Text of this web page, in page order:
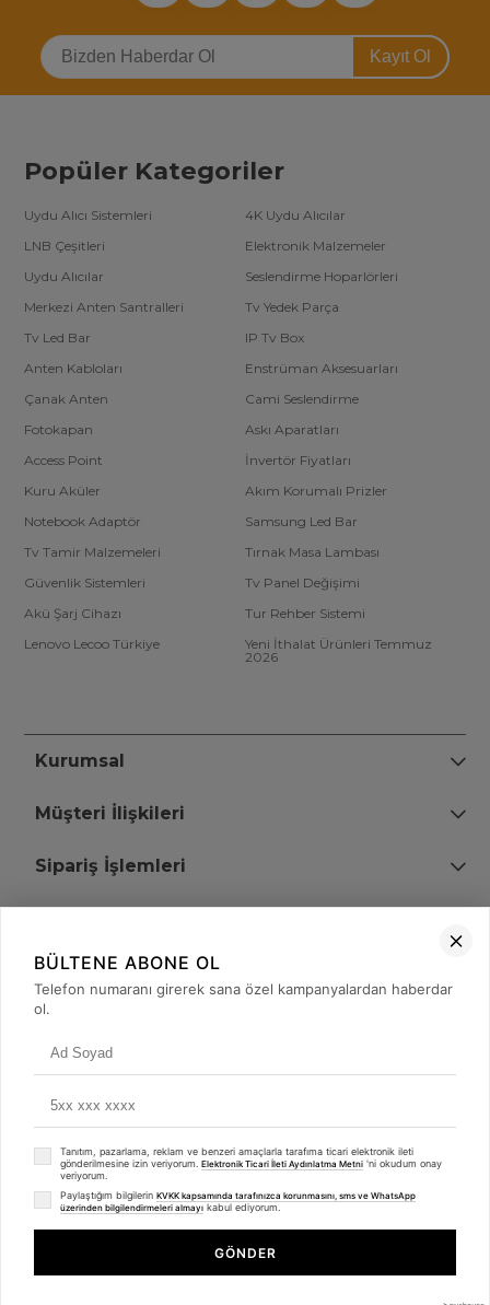
Kayıt Ol
Popüler Kategoriler
Uydu Alıcı Sistemleri
4K Uydu Alıcılar
LNB Çeşitleri
Elektronik Malzemeler
Uydu Alıcılar
Seslendirme Hoparlörleri
Merkezi Anten Santralleri
Tv Yedek Parça
Tv Led Bar
IP Tv Box
Anten Kabloları
Enstrüman Aksesuarları
Çanak Anten
Cami Seslendirme
Fotokapan
Askı Aparatları
Access Point
İnvertör Fiyatları
Kuru Aküler
Akım Korumalı Prizler
Notebook Adaptör
Samsung Led Bar
Tv Tamir Malzemeleri
Tırnak Masa Lambası
Güvenlik Sistemleri
Tv Panel Değişimi
Akü Şarj Cihazı
Tur Rehber Sistemi
Lenovo Lecoo Türkiye
Yeni İthalat Ürünleri Temmuz
2026
Kurumsal
Müşteri İlişkileri
Sipariş İşlemleri
+90 (850) 473 08 08
© 2008 - 2026merterelektronik.com
- Tüm Hakları Saklıdır. Kredi kartı bilgileriniz 256bit SSL sertifikası ile
Whatsapp
BÜLTENE ABONE OL
Telefon numaranı girerek sana özel kampanyalardan haberdar
ol.
Tanıtım, pazarlama, reklam ve benzeri amaçlarla tarafıma ticari elektronik ileti
gönderilmesine izin veriyorum. Elektronik Ticari İleti Aydınlatma Metni 'ni okudum onay
veriyorum.
Paylaştığım bilgilerin KVKK kapsamında tarafınızca korunmasını, sms ve WhatsApp
üzerinden bilgilendirmeleri almayı kabul ediyorum.
GÖNDER